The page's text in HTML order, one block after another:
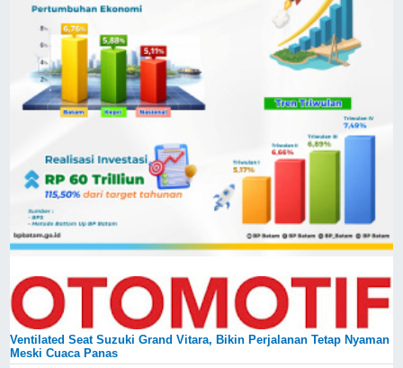
Ventilated Seat Suzuki Grand Vitara, Bikin Perjalanan Tetap Nyaman
Meski Cuaca Panas